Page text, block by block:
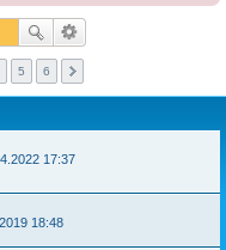
5 6
17:37
18:48